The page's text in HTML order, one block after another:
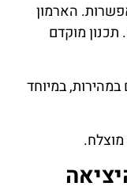
הארמון
מוקדם
במהירות, במיוחד